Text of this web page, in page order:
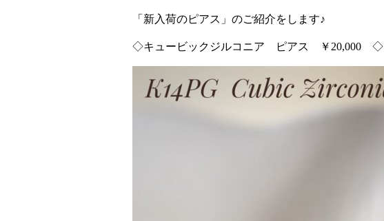
「新入荷のピアス」のご紹介をします♪
◇キュービックジルコニア ピアス ￥20,000 ◇